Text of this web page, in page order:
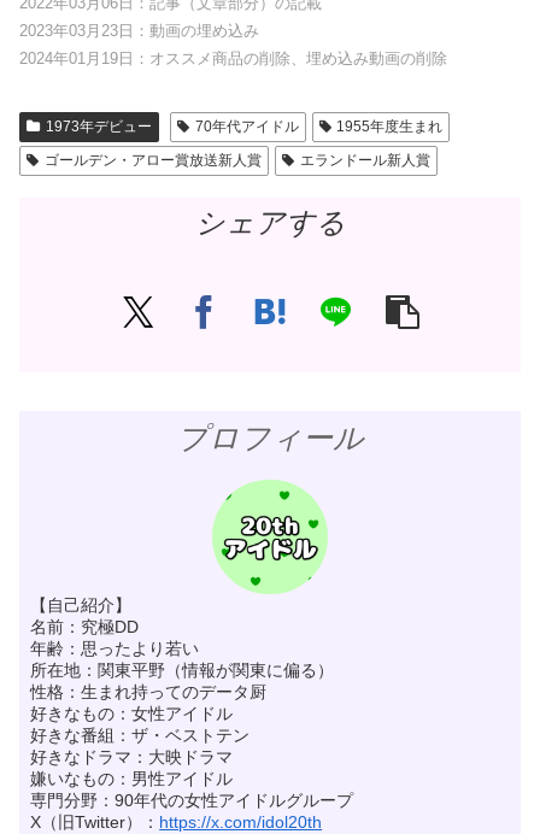
2023年03月23日：動画の埋め込み
2024年01月19日：オススメ商品の削除、埋め込み動画の削除
1973年デビュー 70年代アイドル
1955年度生まれ
ゴールデン・アロー賞放送新人賞
エランドール新人賞
シェアする
プロフィール
【自己紹介】
名前：究極DD
年齢：思ったより若い
所在地：関東平野（情報が関東に偏る）
性格：生まれ持ってのデータ厨
好きなもの：女性アイドル
好きな番組：ザ・ベストテン
好きなドラマ：大映ドラマ
嫌いなもの：男性アイドル
専門分野：90年代の女性アイドルグループ
X（旧Twitter）： https://x.com/idol20th